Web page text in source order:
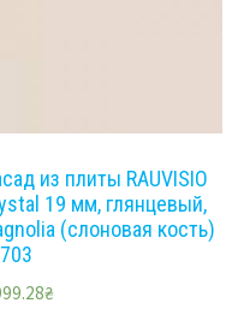
из плиты RAUVISIO
19 мм, глянцевый,
(слоновая кость)
₴